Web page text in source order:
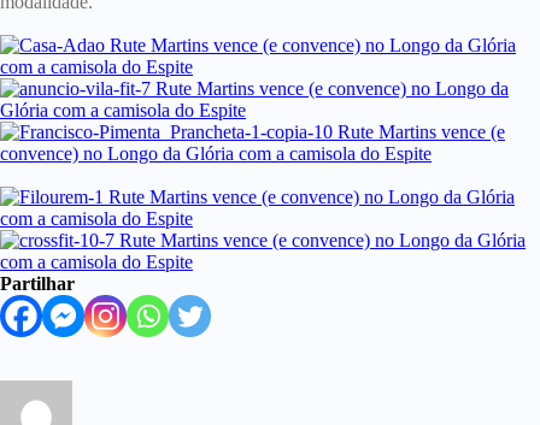
Partilhar